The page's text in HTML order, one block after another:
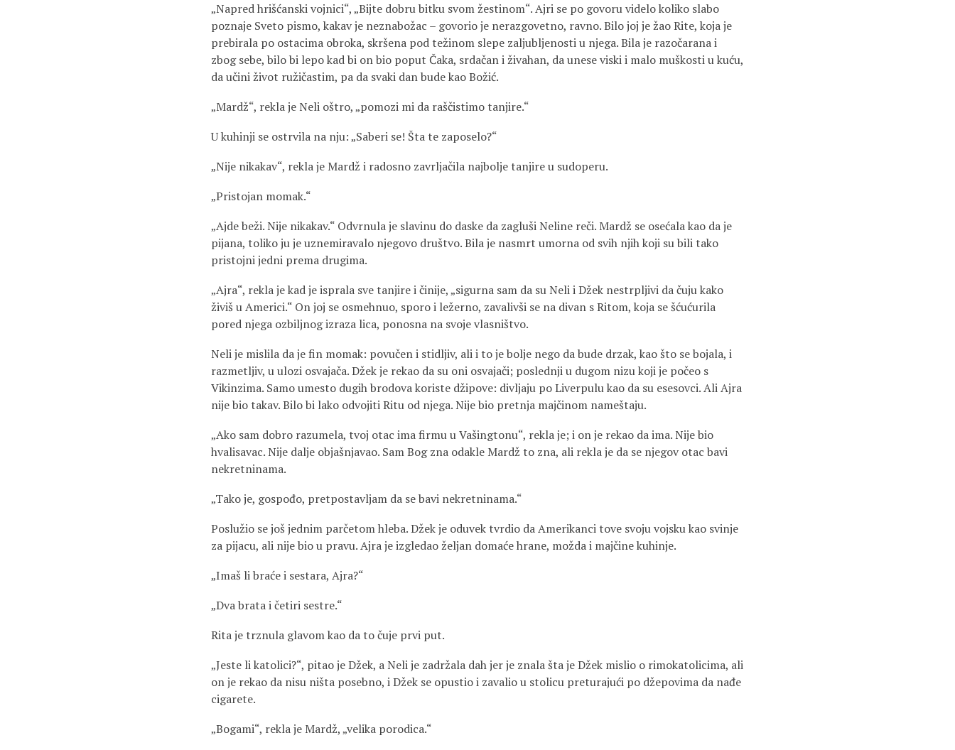
„Napred hrišćanski vojnici“, „Bijte dobru bitku svom žestinom“. Ajri se po govoru videlo koliko slabo
poznaje Sveto pismo, kakav je neznabožac – govorio je nerazgovetno, ravno. Bilo joj je žao Rite, koja je
prebirala po ostacima obroka, skršena pod težinom slepe zaljubljenosti u njega. Bila je razočarana i
zbog sebe, bilo bi lepo kad bi on bio poput Čaka, srdačan i živahan, da unese viski i malo muškosti u kuću,
da učini život ružičastim, pa da svaki dan bude kao Božić.
„Mardž“, rekla je Neli oštro, „pomozi mi da raščistimo tanjire.“
U kuhinji se ostrvila na nju: „Saberi se! Šta te zaposelo?“
„Nije nikakav“, rekla je Mardž i radosno zavrljačila najbolje tanjire u sudoperu.
„Pristojan momak.“
„Ajde beži. Nije nikakav.“ Odvrnula je slavinu do daske da zagluši Neline reči. Mardž se osećala kao da je
pijana, toliko ju je uznemiravalo njegovo društvo. Bila je nasmrt umorna od svih njih koji su bili tako
pristojni jedni prema drugima.
„Ajra“, rekla je kad je isprala sve tanjire i činije, „sigurna sam da su Neli i Džek nestrpljivi da čuju kako
živiš u Americi.“ On joj se osmehnuo, sporo i ležerno, zavalivši se na divan s Ritom, koja se šćućurila
pored njega ozbiljnog izraza lica, ponosna na svoje vlasništvo.
Neli je mislila da je fin momak: povučen i stidljiv, ali i to je bolje nego da bude drzak, kao što se bojala, i
razmetljiv, u ulozi osvajača. Džek je rekao da su oni osvajači; poslednji u dugom nizu koji je počeo s
Vikinzima. Samo umesto dugih brodova koriste džipove: divljaju po Liverpulu kao da su esesovci. Ali Ajra
nije bio takav. Bilo bi lako odvojiti Ritu od njega. Nije bio pretnja majčinom nameštaju.
„Ako sam dobro razumela, tvoj otac ima firmu u Vašingtonu“, rekla je; i on je rekao da ima. Nije bio
hvalisavac. Nije dalje objašnjavao. Sam Bog zna odakle Mardž to zna, ali rekla je da se njegov otac bavi
nekretninama.
„Tako je, gospođo, pretpostavljam da se bavi nekretninama.“
Poslužio se još jednim parčetom hleba. Džek je oduvek tvrdio da Amerikanci tove svoju vojsku kao svinje
za pijacu, ali nije bio u pravu. Ajra je izgledao željan domaće hrane, možda i majčine kuhinje.
„Imaš li braće i sestara, Ajra?“
„Dva brata i četiri sestre.“
Rita je trznula glavom kao da to čuje prvi put.
„Jeste li katolici?“, pitao je Džek, a Neli je zadržala dah jer je znala šta je Džek mislio o rimokatolicima, ali
on je rekao da nisu ništa posebno, i Džek se opustio i zavalio u stolicu preturajući po džepovima da nađe
cigarete.
„Bogami“, rekla je Mardž, „velika porodica.“